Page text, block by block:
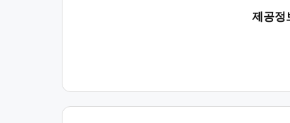
제공정